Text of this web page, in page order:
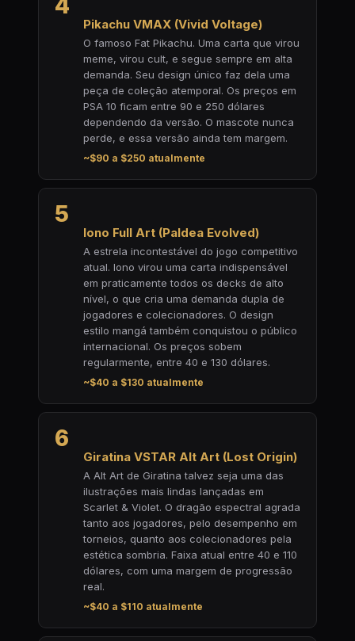
4
Pikachu VMAX (Vivid Voltage)
O famoso Fat Pikachu. Uma carta que virou
meme, virou cult, e segue sempre em alta
demanda. Seu design único faz dela uma
peça de coleção atemporal. Os preços em
PSA 10 ficam entre 90 e 250 dólares
dependendo da versão. O mascote nunca
perde, e essa versão ainda tem margem.
~$90 a $250 atualmente
5
Iono Full Art (Paldea Evolved)
A estrela incontestável do jogo competitivo
atual. Iono virou uma carta indispensável
em praticamente todos os decks de alto
nível, o que cria uma demanda dupla de
jogadores e colecionadores. O design
estilo mangá também conquistou o público
internacional. Os preços sobem
regularmente, entre 40 e 130 dólares.
~$40 a $130 atualmente
6
Giratina VSTAR Alt Art (Lost Origin)
A Alt Art de Giratina talvez seja uma das
ilustrações mais lindas lançadas em
Scarlet & Violet. O dragão espectral agrada
tanto aos jogadores, pelo desempenho em
torneios, quanto aos colecionadores pela
estética sombria. Faixa atual entre 40 e 110
dólares, com uma margem de progressão
real.
~$40 a $110 atualmente